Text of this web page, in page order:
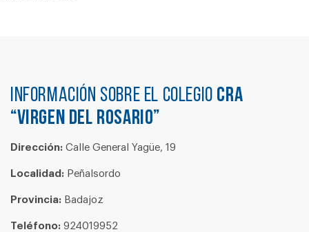
Información sobre el colegio CRA
“VIRGEN DEL ROSARIO”
Dirección: Calle General Yagüe, 19
Localidad: Peñalsordo
Provincia: Badajoz
Teléfono: 924019952